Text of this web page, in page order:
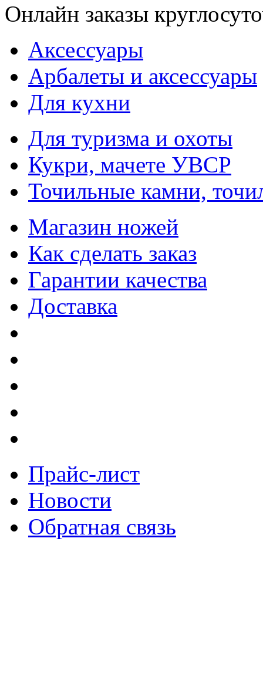
Онлайн заказы
Аксессуары
Арбалеты и аксессуары
Для кухни
Для туризма и охоты
Кукри, мачете УВСР
Точильные камни,
Магазин ножей
Как сделать заказ
Гарантии качества
Доставка
Прайс-лист
Новости
Обратная связь